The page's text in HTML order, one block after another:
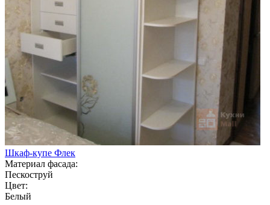
Шкаф-купе Флек
Материал фасада:
Пескоструй
Цвет:
Белый